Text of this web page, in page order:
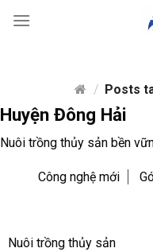
/ Posts
Huyện Đông Hải
Nuôi trồng thủy sản bền
Công nghệ mới
Nuôi trồng thủy sản